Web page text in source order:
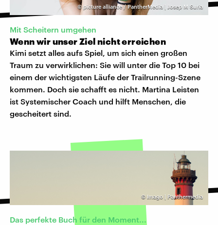
© picture alliance / PantherMedia | Josep M Suria
Mit Scheitern umgehen
Wenn wir unser Ziel nicht erreichen
Kimi setzt alles aufs Spiel, um sich einen großen
Traum zu verwirklichen: Sie will unter die Top 10 bei
einem der wichtigsten Läufe der Trailrunning-Szene
kommen. Doch sie schafft es nicht. Martina Leisten
ist Systemischer Coach und hilft Menschen, die
gescheitert sind.
© Imago | Panthermedia
Das perfekte Buch für den Moment...